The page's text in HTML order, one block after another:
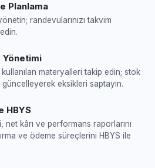
Planlama
randevularınızı takvim
Yönetimi
kullanılan materyalleri takip edin; stok
eksikleri saptayın.
HBYS
net kârı ve performans raporlarını
ve ödeme süreçlerini HBYS ile